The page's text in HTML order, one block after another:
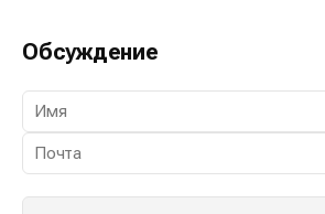
Обсуждение